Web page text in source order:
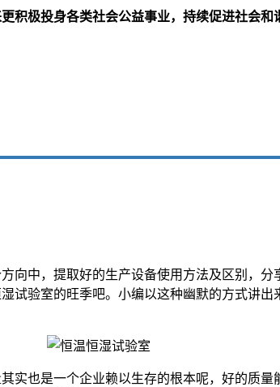
积极投身各类社会公益事业，持续促进社会和
中，提取好的生产设备使用方法及区别，分
试验室的旺季吧。小编以这种幽默的方式讲
也是一个企业赖以生存的根本呢，好的质量